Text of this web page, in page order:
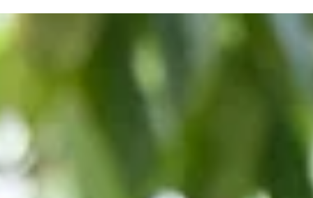
ANTJE HOLTHAUS
Coaching
Branding - Logodesign - Webdesign